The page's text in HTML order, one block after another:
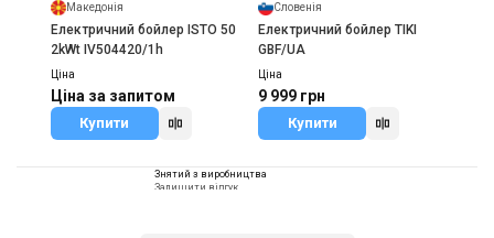
Македонія
Електричний бойлер ISTO 50
2kWt IV504420/1h
Ціна
Ціна за запитом
Купити
Словенія
Електричний бойлер TIKI
GBF/UA
Ціна
9 999 грн
Купити
Знятий з виробництва
Залишити відгук